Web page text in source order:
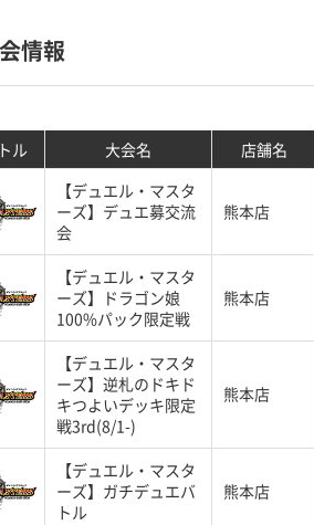
情報
ル 大会名 店舗名
【デュエル・マスタ
ーズ】デュエ募交流
会
熊本店
【デュエル・マスタ
ーズ】ドラゴン娘
100%パック限定戦
熊本店
【デュエル・マスタ
ーズ】逆札のドキド
キつよいデッキ限定
戦3rd(8/1-)
熊本店
【デュエル・マスタ
ーズ】ガチデュエバ
トル
熊本店